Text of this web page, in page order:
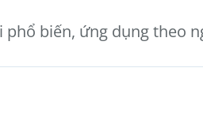
biến, ứng dụng theo